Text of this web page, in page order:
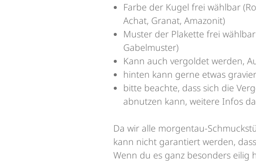
Farbe der Kugel frei wählbar
Achat, Granat, Amazonit)
Muster der Plakette frei
Gabelmuster)
Kann auch vergoldet werden,
hinten kann gerne etwas
bitte beachte, dass sich die
abnutzen kann, weitere Infos
Da wir alle morgentau-
kann nicht garantiert werden,
Wenn du es ganz besonders eilig